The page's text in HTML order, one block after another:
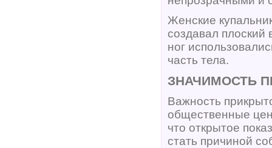
Женские
создавал
ног
часть тела.
ЗНАЧИМОСТЬ
Важность
общественные
что открытое
стать причиной